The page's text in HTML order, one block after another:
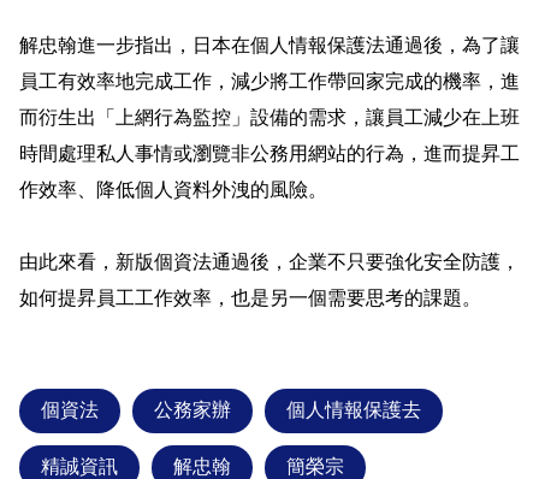
解忠翰進一步指出，日本在個人情報保護法通過後，為了讓
員工有效率地完成工作，減少將工作帶回家完成的機率，進
而衍生出「上網行為監控」設備的需求，讓員工減少在上班
時間處理私人事情或瀏覽非公務用網站的行為，進而提昇工
作效率、降低個人資料外洩的風險。
由此來看，新版個資法通過後，企業不只要強化安全防護，
如何提昇員工工作效率，也是另一個需要思考的課題。
個資法 公務家辦 個人情報保護去
精誠資訊 解忠翰 簡榮宗